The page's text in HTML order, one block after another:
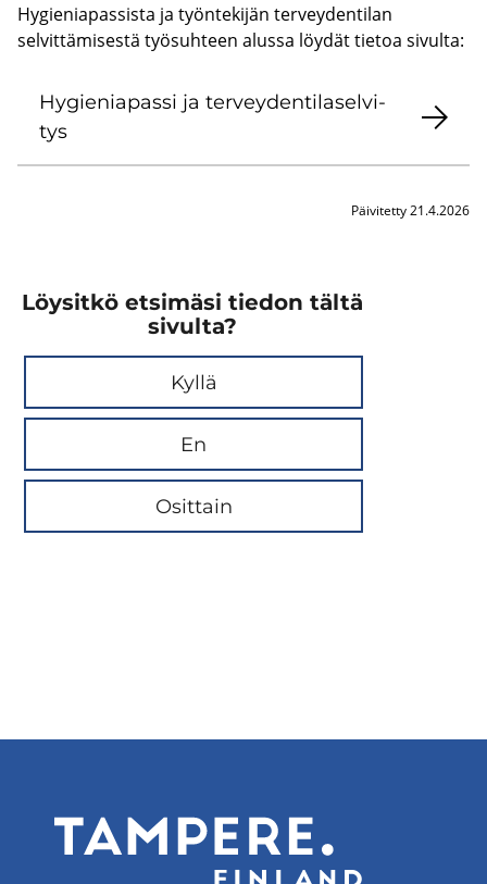
Hygieniapassista ja työntekijän terveydentilan
selvittämisestä työsuhteen alussa löydät tietoa sivulta:
Hy­gie­nia­pas­si ja ter­vey­den­ti­la­sel­vi­
tys
Päivitetty 21.4.2026
Löysitkö etsimäsi tiedon tältä
sivulta?
Kyllä
En
Osittain